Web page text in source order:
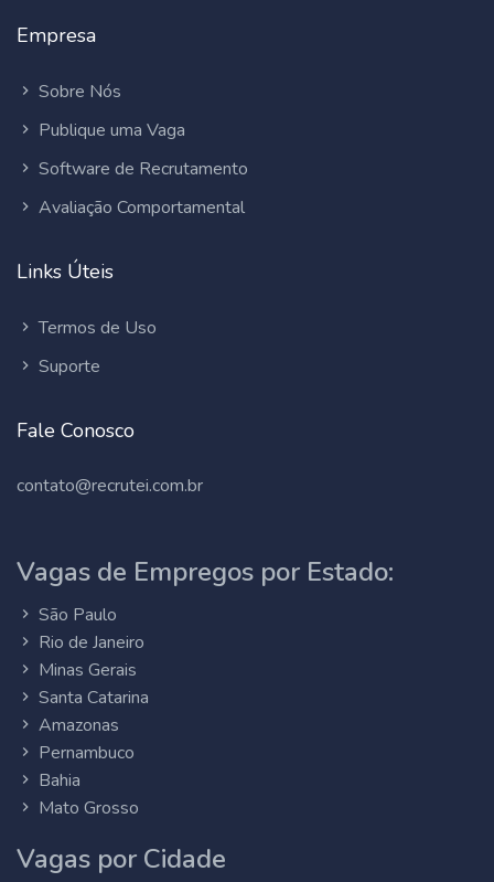
Empresa
Sobre Nós
Publique uma Vaga
Software de Recrutamento
Avaliação Comportamental
Links Úteis
Termos de Uso
Suporte
Fale Conosco
contato@recrutei.com.br
Vagas de Empregos por Estado:
São Paulo
Rio de Janeiro
Minas Gerais
Santa Catarina
Amazonas
Pernambuco
Bahia
Mato Grosso
Vagas por Cidade